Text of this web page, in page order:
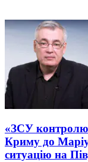
«ЗСУ
Криму до
ситуацію на